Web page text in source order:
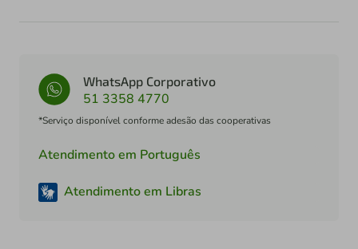
WhatsApp Corporativo
51 3358 4770
*Serviço disponível conforme adesão das cooperativas
Atendimento em Português
Atendimento em Libras